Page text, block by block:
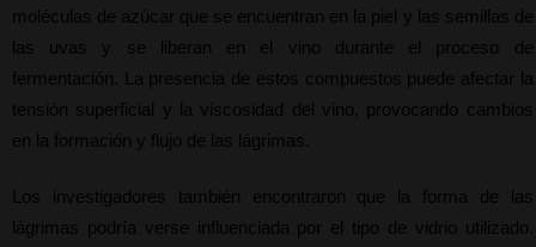
moléculas de azúcar que se encuentran en la piel y las semillas de
las uvas y se liberan en el vino durante el proceso de
fermentación. La presencia de estos compuestos puede afectar la
tensión superficial y la viscosidad del vino, provocando cambios
en la formación y flujo de las lágrimas.
Los investigadores también encontraron que la forma de las
lágrimas podría verse influenciada por el tipo de vidrio utilizado.